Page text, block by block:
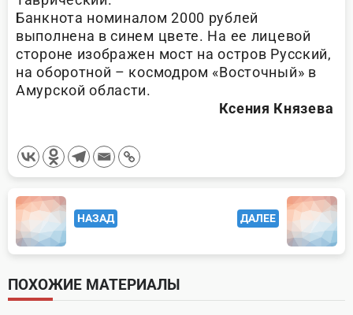
Банкнота номиналом 2000 рублей
выполнена в синем цвете. На ее лицевой
стороне изображен мост на остров Русский,
на оборотной – космодром «Восточный» в
Амурской области.
Ксения Князева
<span
class="nav-
subtitle
screen-
reader-
НАЗАД ДАЛЕЕ
ПОХОЖИЕ МАТЕРИАЛЫ